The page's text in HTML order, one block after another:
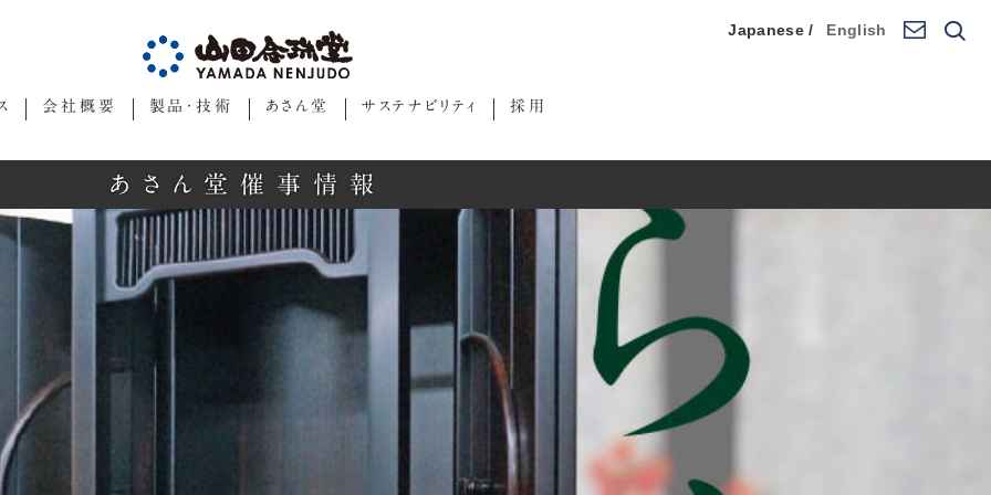
会社概要 製品・技術 あさん堂 サステナビリティ 採用
Japanese / English
あさん堂催事情報